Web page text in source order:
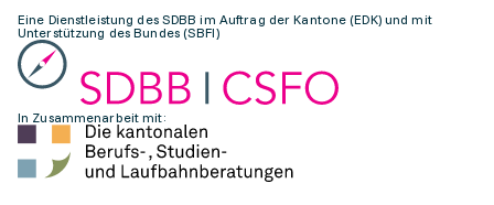
Eine Dienstleistung des SDBB im Auftrag der Kantone (EDK) und mit
Unterstützung des Bundes (SBFI)
In Zusammenarbeit mit: